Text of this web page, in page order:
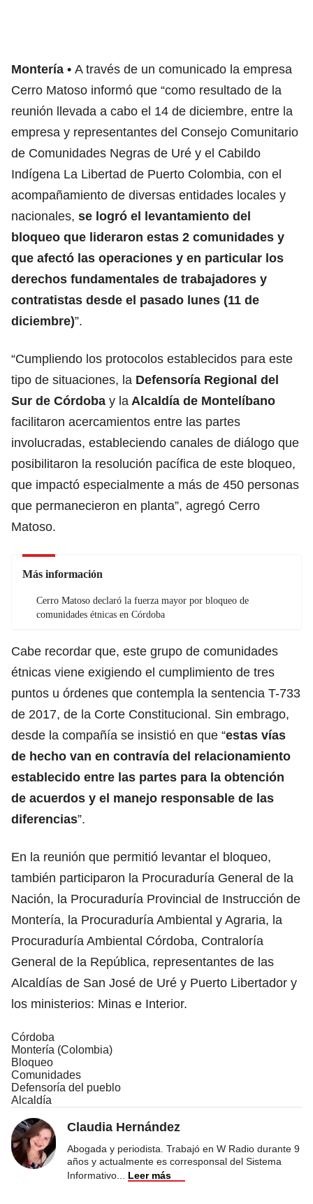
Montería
A través de un comunicado la empresa
Cerro Matoso informó que “como resultado de la
reunión llevada a cabo el 14 de diciembre, entre la
empresa y representantes del Consejo Comunitario
de Comunidades Negras de Uré y el Cabildo
Indígena La Libertad de Puerto Colombia, con el
acompañamiento de diversas entidades locales y
nacionales, se logró el levantamiento del
bloqueo que lideraron estas 2 comunidades y
que afectó las operaciones y en particular los
derechos fundamentales de trabajadores y
contratistas desde el pasado lunes (11 de
diciembre)”.
“Cumpliendo los protocolos establecidos para este
tipo de situaciones, la Defensoría Regional del
Sur de Córdoba y la Alcaldía de Montelíbano
facilitaron acercamientos entre las partes
involucradas, estableciendo canales de diálogo que
posibilitaron la resolución pacífica de este bloqueo,
que impactó especialmente a más de 450 personas
que permanecieron en planta”, agregó Cerro
Matoso.
Más información
Cerro Matoso declaró la fuerza mayor por bloqueo de
comunidades étnicas en Córdoba
Cabe recordar que, este grupo de comunidades
étnicas viene exigiendo el cumplimiento de tres
puntos u órdenes que contempla la sentencia T-733
de 2017, de la Corte Constitucional. Sin embrago,
desde la compañía se insistió en que “estas vías
de hecho van en contravía del relacionamiento
establecido entre las partes para la obtención
de acuerdos y el manejo responsable de las
diferencias”.
En la reunión que permitió levantar el bloqueo,
también participaron la Procuraduría General de la
Nación, la Procuraduría Provincial de Instrucción de
Montería, la Procuraduría Ambiental y Agraria, la
Procuraduría Ambiental Córdoba, Contraloría
General de la República, representantes de las
Alcaldías de San José de Uré y Puerto Libertador y
los ministerios: Minas e Interior.
Córdoba
Montería (Colombia)
Bloqueo
Comunidades
Defensoría del pueblo
Alcaldía
Claudia Hernández
Abogada y periodista. Trabajó en W Radio durante 9
años y actualmente es corresponsal del Sistema
Informativo
Leer más